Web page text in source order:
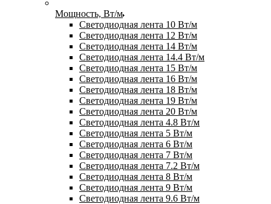
Мощность, Вт/м
Светодиодная лента 10 Вт/м
Светодиодная лента 12 Вт/м
Светодиодная лента 14 Вт/м
Светодиодная лента 14.4 Вт/м
Светодиодная лента 15 Вт/м
Светодиодная лента 16 Вт/м
Светодиодная лента 18 Вт/м
Светодиодная лента 19 Вт/м
Светодиодная лента 20 Вт/м
Светодиодная лента 4.8 Вт/м
Светодиодная лента 5 Вт/м
Светодиодная лента 6 Вт/м
Светодиодная лента 7 Вт/м
Светодиодная лента 7.2 Вт/м
Светодиодная лента 8 Вт/м
Светодиодная лента 9 Вт/м
Светодиодная лента 9.6 Вт/м